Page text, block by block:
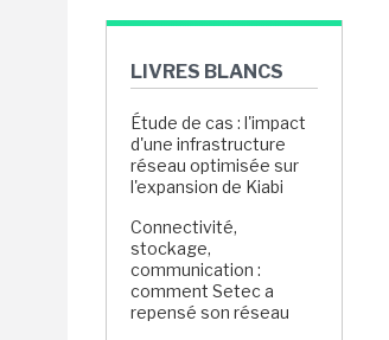
LIVRES BLANCS
Étude de cas : l'impact
d'une infrastructure
réseau optimisée sur
l'expansion de Kiabi
Connectivité,
stockage,
communication :
comment Setec a
repensé son réseau